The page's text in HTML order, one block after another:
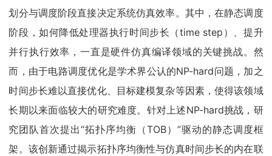
划分与调度阶段直接决定系统仿真效率。其中，在静态调度
阶段，如何降低处理器执行时间步长（time step）、提升
并行执行效率，一直是硬件仿真编译领域的关键挑战。然
而，由于电路调度优化是学术界公认的NP-hard问题，加之
时间步长难以直接优化、目标建模复杂等因素，使得该领域
长期以来面临较大的研究难度。针对上述NP-hard挑战，研
究团队首次提出“拓扑序均衡（TOB）”驱动的静态调度框
架。该创新通过揭示拓扑序均衡性与仿真时间步长的内在联